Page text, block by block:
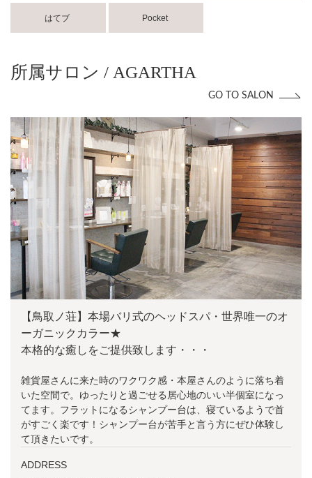
はてブ Pocket
所属サロン / AGARTHA
GO TO SALON
【鳥取ノ荘】本場バリ式のヘッドスパ・世界唯一のオ
ーガニックカラー★
本格的な癒しをご提供致します・・・
雑貨屋さんに来た時のワクワク感・本屋さんのように落ち着
いた空間で。ゆったりと過ごせる居心地のいい半個室になっ
てます。フラットになるシャンプー台は、寝ているようで首
がすごく楽です！シャンプー台が苦手と言う方にぜひ体験し
て頂きたいです。
ADDRESS